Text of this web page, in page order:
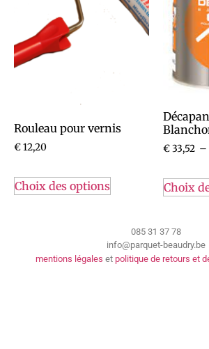
Rouleau pour vernis
€12,20
Choix des options
€33,52 –
Choix
085 31 37 78
info@parquet-beaudry.be
mentions légales et politique de retours et